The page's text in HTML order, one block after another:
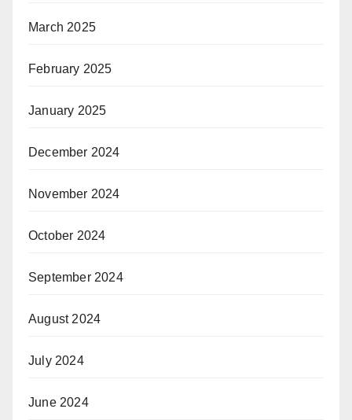
March 2025
February 2025
January 2025
December 2024
November 2024
October 2024
September 2024
August 2024
July 2024
June 2024